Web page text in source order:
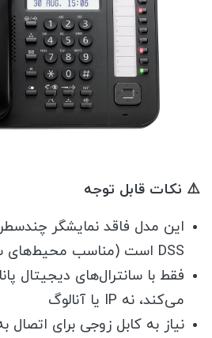
⚠️ نکات قابل توجه
این مدل فاقد نمایشگر
DSS است (مناسب محیط‌های ساده‌تر)
فقط با سانترال‌های دیجیتال
می‌کند، نه IP یا آنالوگ
نیاز به کابل زوجی برای اتصال